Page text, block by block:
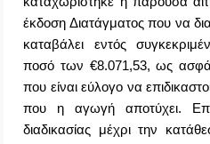
έκδοση Διατάγματος που να
καταβάλει εντός
ποσό των €8.071,53, ως
που είναι εύλογο να
που η αγωγή αποτύχει.
διαδικασίας μέχρι την